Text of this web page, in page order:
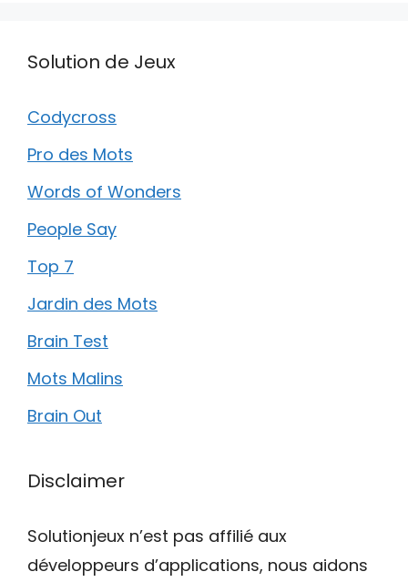
Solution de Jeux
Codycross
Pro des Mots
Words of Wonders
People Say
Top 7
Jardin des Mots
Brain Test
Mots Malins
Brain Out
Disclaimer
Solutionjeux n’est pas affilié aux
développeurs d’applications, nous aidons